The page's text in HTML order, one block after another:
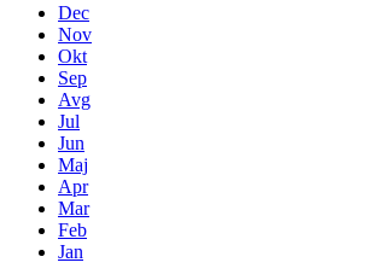
Dec
Nov
Okt
Sep
Avg
Jul
Jun
Maj
Apr
Mar
Feb
Jan